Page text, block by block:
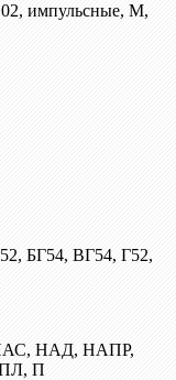
импульсные, М,
БГ54, ВГ54, Г52,
НАД, НАПР,
П